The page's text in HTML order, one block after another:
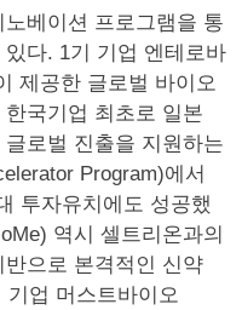
베이션 프로그램을 통
다. 1기 기업 엔테로바
제공한 글로벌 바이오
국기업 최초로 일본
로벌 진출을 지원하는
Program)에서
투자유치에도 성공했
역시 셀트리온과의
으로 본격적인 신약
기업 머스트바이오